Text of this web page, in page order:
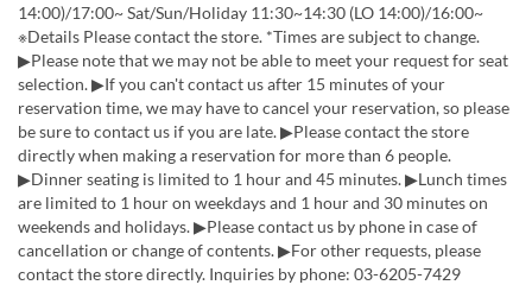
14:00)/17:00~ Sat/Sun/Holiday 11:30~14:30 (LO 14:00)/16:00~
※Details Please contact the store. *Times are subject to change.
▶Please note that we may not be able to meet your request for seat
selection. ▶If you can't contact us after 15 minutes of your
reservation time, we may have to cancel your reservation, so please
be sure to contact us if you are late. ▶Please contact the store
directly when making a reservation for more than 6 people.
▶Dinner seating is limited to 1 hour and 45 minutes. ▶Lunch times
are limited to 1 hour on weekdays and 1 hour and 30 minutes on
weekends and holidays. ▶Please contact us by phone in case of
cancellation or change of contents. ▶For other requests, please
contact the store directly. Inquiries by phone: 03-6205-7429